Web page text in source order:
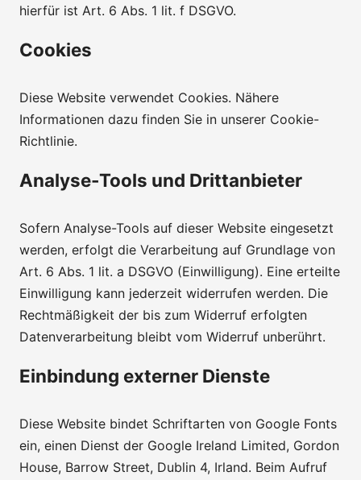
hierfür ist Art. 6 Abs. 1 lit. f DSGVO.
Cookies
Diese Website verwendet Cookies. Nähere
Informationen dazu finden Sie in unserer Cookie-
Richtlinie.
Analyse-Tools und Drittanbieter
Sofern Analyse-Tools auf dieser Website eingesetzt
werden, erfolgt die Verarbeitung auf Grundlage von
Art. 6 Abs. 1 lit. a DSGVO (Einwilligung). Eine erteilte
Einwilligung kann jederzeit widerrufen werden. Die
Rechtmäßigkeit der bis zum Widerruf erfolgten
Datenverarbeitung bleibt vom Widerruf unberührt.
Einbindung externer Dienste
Diese Website bindet Schriftarten von Google Fonts
ein, einen Dienst der Google Ireland Limited, Gordon
House, Barrow Street, Dublin 4, Irland. Beim Aufruf